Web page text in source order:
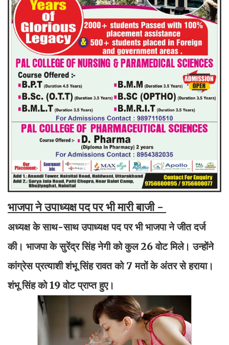
भाजपा ने उपाध्यक्ष पद पर भी मारी बाजी -
अध्यक्ष के साथ-साथ उपाध्यक्ष पद पर भी भाजपा ने जीत दर्ज
की। भाजपा के सुरेंद्र सिंह नेगी को कुल 26 वोट मिले। उन्होंने
कांग्रेस प्रत्याशी शंभू सिंह रावत को 7 मतों के अंतर से हराया।
शंभू सिंह को 19 वोट प्राप्त हुए।